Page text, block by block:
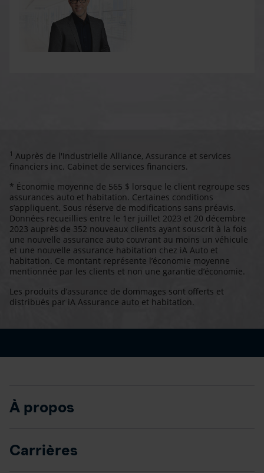
1 Auprès de l'Industrielle Alliance, Assurance et services
financiers inc. Cabinet de services financiers.
* Économie moyenne de 565 $ lorsque le client regroupe ses
assurances auto et habitation. Certaines conditions
s’appliquent. Sous réserve de modifications sans préavis.
Données recueillies entre le 1er juillet 2023 et 20 décembre
2023 auprès de 352 nouveaux clients ayant souscrit à la fois
une nouvelle assurance auto couvrant au moins un véhicule
et une nouvelle assurance habitation chez iA Auto et
habitation. Ce montant représente l’économie moyenne
mentionnée par les clients et non une garantie d’économie.
Les produits d’assurance de dommages sont offerts et
distribués par iA Assurance auto et habitation.
À propos
Carrières